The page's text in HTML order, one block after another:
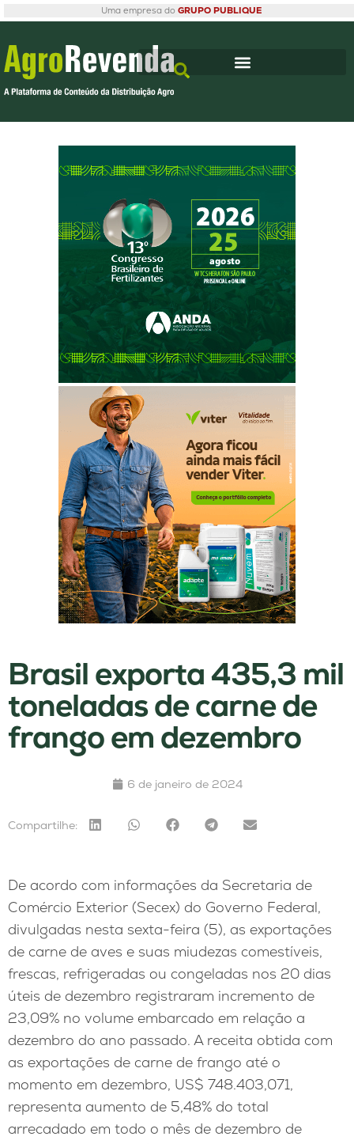
Uma empresa do GRUPO PUBLIQUE
Brasil exporta 435,3 mil
toneladas de carne de
frango em dezembro
6 de janeiro de 2024
Compartilhe:
De acordo com informações da Secretaria de
Comércio Exterior (Secex) do Governo Federal,
divulgadas nesta sexta-feira (5), as exportações
de carne de aves e suas miudezas comestíveis,
frescas, refrigeradas ou congeladas nos 20 dias
úteis de dezembro registraram incremento de
23,09% no volume embarcado em relação a
dezembro do ano passado. A receita obtida com
as exportações de carne de frango até o
momento em dezembro, US$ 748.403,071,
representa aumento de 5,48% do total
arrecadado em todo o mês de dezembro de